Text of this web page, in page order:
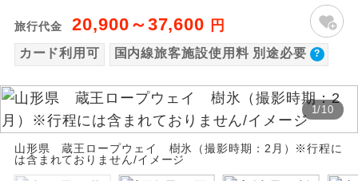
旅行代金 20,900～37,600 円
カード利用可 国内線旅客施設使用料 別途必要
1/10
山形県 蔵王ロープウェイ 樹氷（撮影時期：2月）※行程に
は含まれておりません/イメージ
バスガイド乗
務
バスガイドが乗務し、車内での観光案内
があります。
世界遺産
ユネスコに登録されている文化遺産や自
然遺産を訪ねるコースです。
絶景 絶景スポットに立ち寄るコースです。